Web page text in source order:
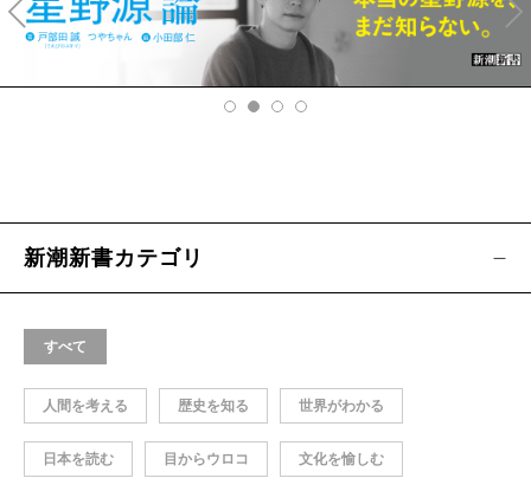
v
Ne
xt
新潮新書カテゴリ
すべて
人間を考える 歴史を知る 世界がわかる
日本を読む 目からウロコ 文化を愉しむ